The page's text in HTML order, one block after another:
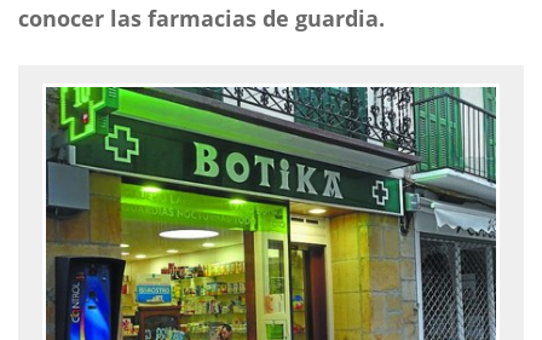
conocer las farmacias de guardia.